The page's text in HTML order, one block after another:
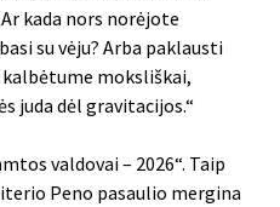
kada nors norėjote
su vėju? Arba paklausti
moksliškai,
juda dėl gravitacijos.“
valdovai – 2026“. Taip
Peno pasaulio mergina